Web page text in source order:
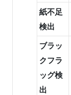
紙不足
検出
ブラッ
クフラ
ッグ検
出